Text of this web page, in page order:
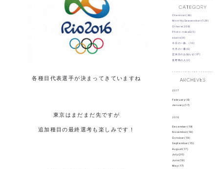
各種目代表選手が決まってきていますね
東京はまだまだ先ですが
追加種目の最終選考も楽しみです！
Chemical(38)
MonthlySawanobori(129)
Othere(209)
Photo-nakaG(5)
asano(8)
今日の一曲。(10)
今月の一冊(9)
定休日のお知らせ(37)
長野県の人(2)
2017
February(6)
January(17)
2016
December(19)
November(18)
October(19)
September(15)
August(17)
July(20)
June(19)
May(17)